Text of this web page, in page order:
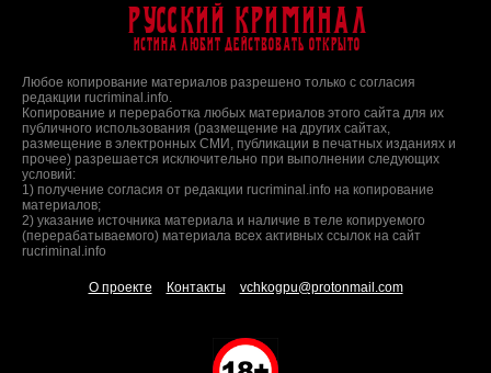
Русский Криминал
Истина любит действовать открыто
Любое копирование материалов разрешено только с согласия
редакции rucriminal.info.
Копирование и переработка любых материалов этого сайта для их
публичного использования (размещение на других сайтах,
размещение в электронных СМИ, публикации в печатных изданиях и
прочее) разрешается исключительно при выполнении следующих
условий:
1) получение согласия от редакции rucriminal.info на копирование
материалов;
2) указание источника материала и наличие в теле копируемого
(перерабатываемого) материала всех активных ссылок на сайт
rucriminal.info
О проекте Контакты vchkogpu@protonmail.com